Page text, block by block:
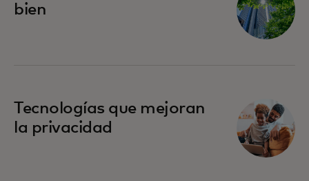
bien
Tecnologías que mejoran
la privacidad
se abre en una pestaña nueva